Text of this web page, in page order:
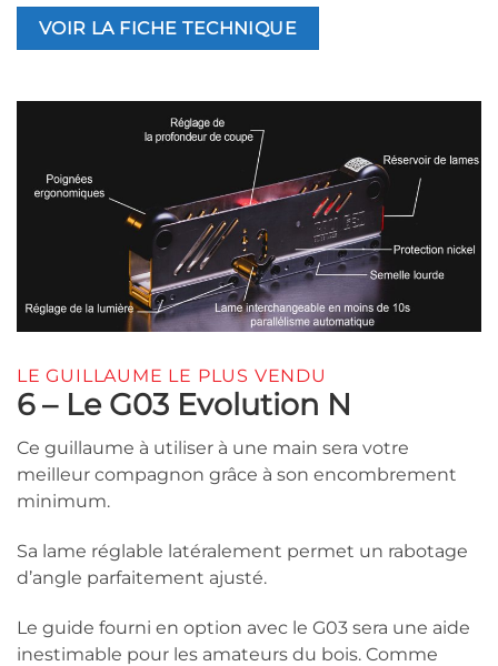
VOIR LA FICHE TECHNIQUE
LE GUILLAUME LE PLUS VENDU
6 – Le G03 Evolution N
Ce guillaume à utiliser à une main sera votre
meilleur compagnon grâce à son encombrement
minimum.
Sa lame réglable latéralement permet un rabotage
d’angle parfaitement ajusté.
Le guide fourni en option avec le G03 sera une aide
inestimable pour les amateurs du bois. Comme